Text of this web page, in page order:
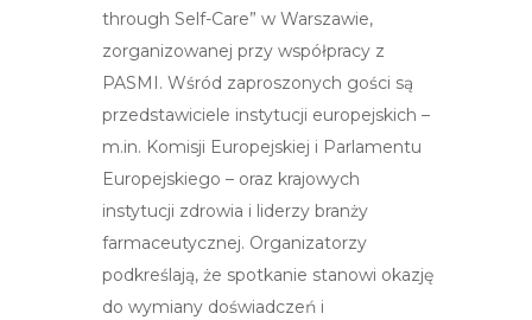
through Self-Care” w Warszawie,
zorganizowanej przy współpracy z
PASMI. Wśród zaproszonych gości są
przedstawiciele instytucji europejskich –
m.in. Komisji Europejskiej i Parlamentu
Europejskiego – oraz krajowych
instytucji zdrowia i liderzy branży
farmaceutycznej. Organizatorzy
podkreślają, że spotkanie stanowi okazję
do wymiany doświadczeń i